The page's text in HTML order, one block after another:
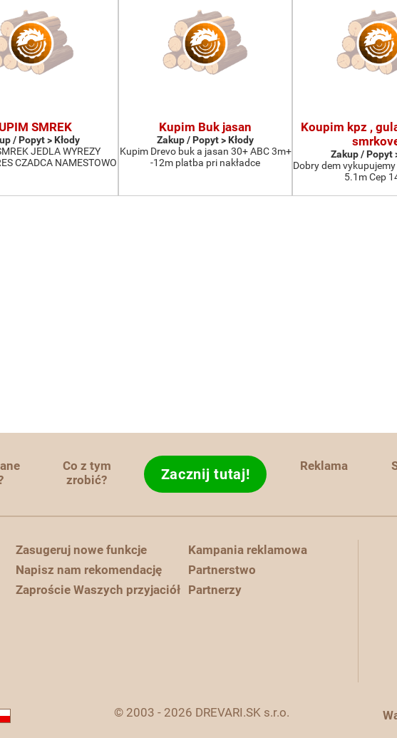
SMREK
/ Popyt > Kłody
JEDLA WYREZY
CZADCA NAMESTOWO
Kupim Buk jasan
Zakup / Popyt > Kłody
Kupim Drevo buk a jasan 30+ ABC 3m+
-12m platba pri nakładce
Koupim kpz ,
Zakup / Popyt
Dobry dem
5.1m Cep
Co z tym
zrobić?
Zacznij tutaj! Reklama
Zasugeruj nowe funkcje
Napisz nam rekomendację
Zaproście Waszych przyjaciół
Kampania reklamowa
Partnerstwo
Partnerzy
© 2003 - 2026 DREVARI.SK s.r.o.